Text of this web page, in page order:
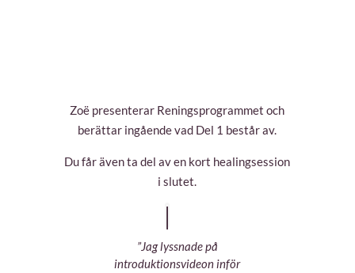
Zoë presenterar Reningsprogrammet och
berättar ingående vad Del 1 består av.
Du får även ta del av en kort healingsession
i slutet.
”Jag lyssnade på
introduktionsvideon inför